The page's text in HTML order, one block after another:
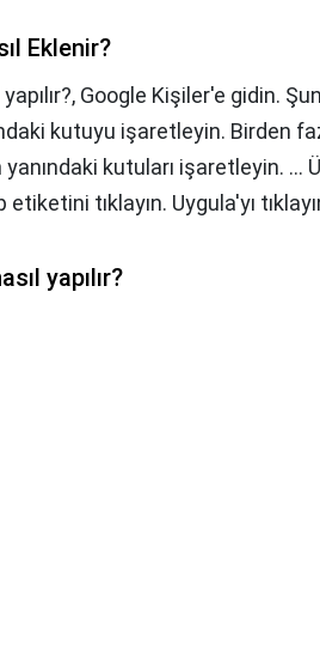
Eklenir?
Google Kişiler'e gidin.
kutuyu işaretleyin. Birden
kutuları işaretleyin. ...
tıklayın. Uygula'yı
yapılır?